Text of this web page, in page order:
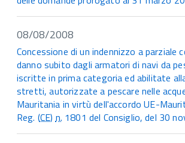
08/08/2008
Concessione di un indennizzo a parziale
danno subito dagli armatori di navi da
iscritte in prima categoria ed abilitate
stretti, autorizzate a pescare nelle
Mauritania in virtù dell'accordo UE-
Reg. (CE)n. 1801 del Consiglio, del 30